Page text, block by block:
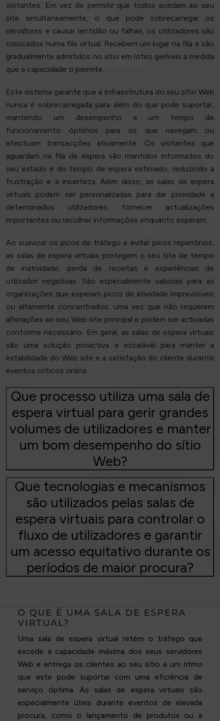
visitantes. Em vez de permitir que todos acedam ao seu
site simultaneamente, o que pode sobrecarregar os
servidores e causar lentidão ou falhas, os utilizadores são
colocados numa fila virtual. Recebem um lugar na fila e são
gradualmente admitidos no sítio em lotes geríveis à medida
que a capacidade o permite.
Este sistema garante que a infraestrutura do seu sítio Web
nunca é sobrecarregada para além do que pode suportar,
mantendo um desempenho e um tempo de
funcionamento óptimos para os que navegam ou
efectuam transacções ativamente. Os visitantes que
aguardam na fila de espera são mantidos informados do
seu estado e do tempo de espera estimado, reduzindo a
frustração e a incerteza. Além disso, as salas de espera
virtuais podem ser personalizadas para dar prioridade a
determinados utilizadores, fornecer actualizações
importantes ou recolher informações enquanto esperam.
Ao suavizar os picos de tráfego e evitar picos repentinos,
as salas de espera virtuais protegem o seu site de tempo
de inatividade, perda de receitas e experiências de
utilizador negativas. São especialmente valiosas para as
organizações que esperam picos de atividade imprevisíveis
ou altamente concentrados, uma vez que não requerem
alterações ao seu Web site principal e podem ser activadas
conforme necessário. Em geral, as salas de espera virtuais
são uma solução proactiva e escalável para manter a
estabilidade do Web site e a satisfação do cliente durante
eventos críticos online.
Que processo utiliza uma sala de
espera virtual para gerir grandes
volumes de utilizadores e manter
um bom desempenho do sítio
Web?
Que tecnologias e mecanismos
são utilizados pelas salas de
espera virtuais para controlar o
fluxo de utilizadores e garantir
um acesso equitativo durante os
períodos de maior procura?
O QUE É UMA SALA DE ESPERA
VIRTUAL?
Uma sala de espera virtual retém o tráfego que
excede a capacidade máxima dos seus servidores
Web e entrega os clientes ao seu sítio a um ritmo
que este pode suportar com uma eficiência de
serviço óptima. As salas de espera virtuais são
especialmente úteis durante eventos de elevada
procura, como o lançamento de produtos ou a